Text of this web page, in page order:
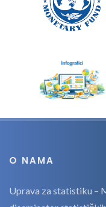
O NAMA
Uprava za statistiku –